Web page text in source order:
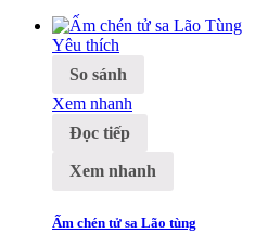
Yêu thích
So sánh
Xem nhanh
Đọc tiếp
Xem nhanh
Ấm chén tử sa Lão tùng